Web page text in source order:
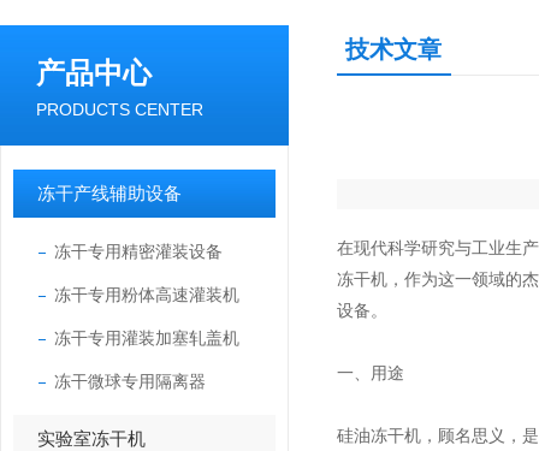
产品中心
PRODUCTS CENTER
冻干产线辅助设备
冻干专用精密灌装设备
冻干专用粉体高速灌装机
冻干专用灌装加塞轧盖机
冻干微球专用隔离器
实验室冻干机
技术文章
在现代科学研究与工业生
冻干机，作为这一领域的
设备。
一、用途
硅油冻干机，顾名思义，